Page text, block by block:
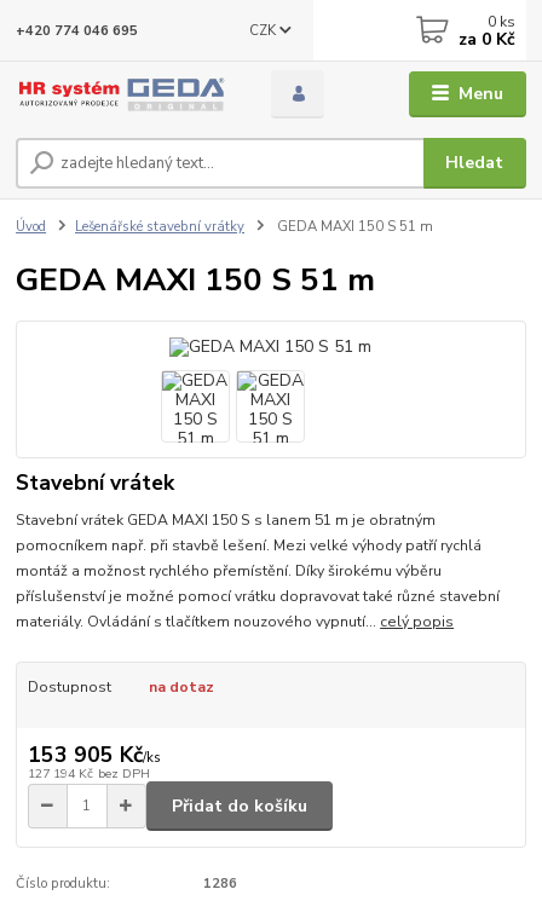
Menu
CZK
Hledat
+420 774 046 695 0 ks
za 0 Kč
Úvod Lešenářské stavební vrátky GEDA MAXI 150 S 51 m
GEDA MAXI 150 S 51 m
Stavební vrátek
Stavební vrátek GEDA MAXI 150 S s lanem 51 m je obratným
pomocníkem např. při stavbě lešení. Mezi velké výhody patří rychlá
montáž a možnost rychlého přemístění. Díky širokému výběru
příslušenství je možné pomocí vrátku dopravovat také různé stavební
materiály. Ovládání s tlačítkem nouzového vypnutí... celý popis
Dostupnost na dotaz
153 905 Kč/ks
127 194 Kč bez DPH
Přidat do košíku
Číslo produktu: 1286